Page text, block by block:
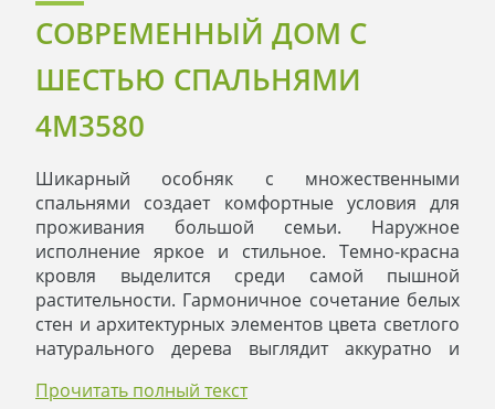
СОВРЕМЕННЫЙ ДОМ С
ШЕСТЬЮ СПАЛЬНЯМИ
4M3580
Шикарный особняк с множественными
спальнями создает комфортные условия для
проживания большой семьи. Наружное
исполнение яркое и стильное. Темно-красна
кровля выделится среди самой пышной
растительности. Гармоничное сочетание белых
стен и архитектурных элементов цвета светлого
натурального дерева выглядит аккуратно и
тенденциям соответствуют балконы, которые
Прочитать полный текст